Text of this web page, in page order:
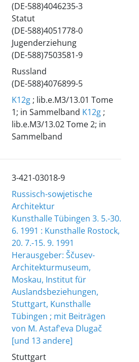
(DE-588)4046235-3
Statut
(DE-588)4051778-0
Jugenderziehung
(DE-588)7503581-9
Russland
(DE-588)4076899-5
K12g; lib.e.M3/13.01 Tome
1; in Sammelband K12g;
lib.e.M3/13.02 Tome 2; in
Sammelband
3-421-03018-9
Russisch-sowjetische
Architektur
Kunsthalle Tübingen 3. 5.-30.
6. 1991 : Kunsthalle Rostock,
20. 7.-15. 9. 1991
Herausgeber: Ščusev-
Architekturmuseum,
Moskau, Institut für
Auslandsbeziehungen,
Stuttgart, Kunsthalle
Tübingen ; mit Beiträgen
von M. Astaf'eva Dlugač
[und 13 andere]
Stuttgart